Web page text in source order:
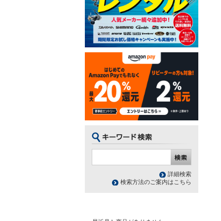
詳細検索
検索方法のご案内はこちら